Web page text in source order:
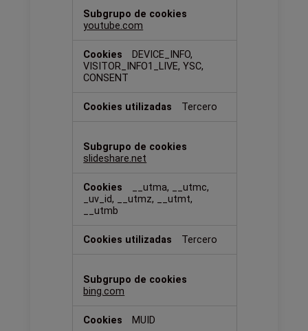
youtube.com
DEVICE_INFO,
VISITOR_INFO1_LIVE, YSC,
CONSENT
Tercero
slideshare.net
__utma, __utmc,
_uv_id, __utmz, __utmt,
__utmb
Tercero
bing.com
MUID